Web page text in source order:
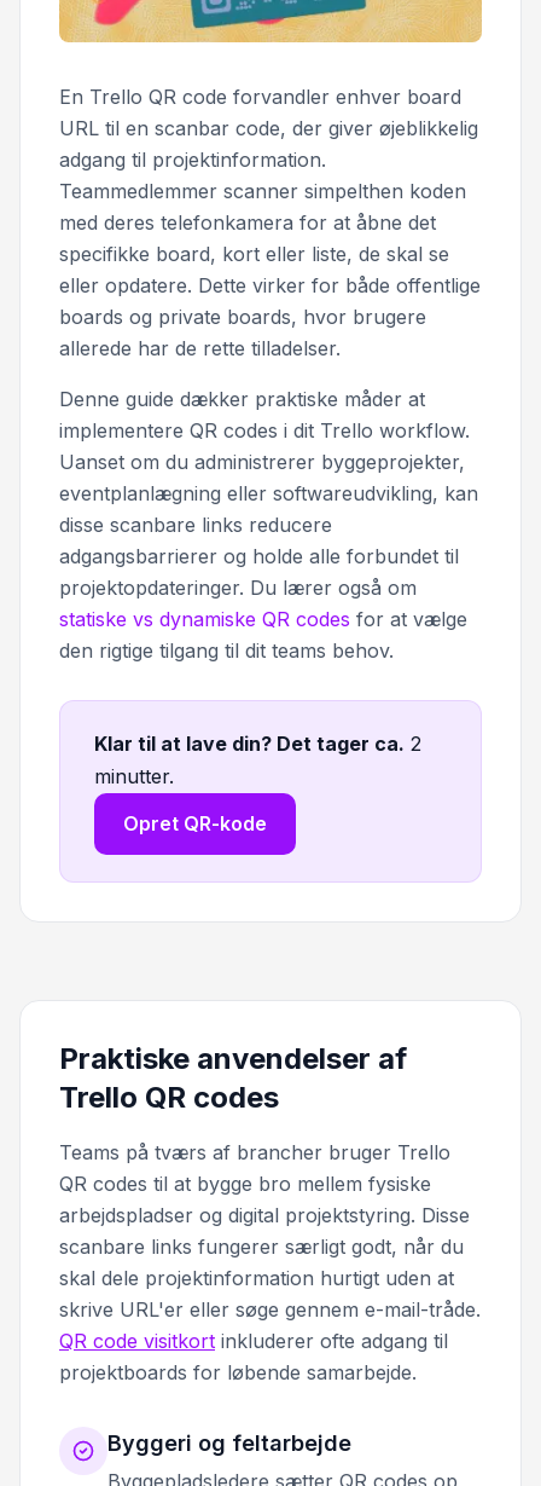
En Trello QR code forvandler enhver board
URL til en scanbar code, der giver øjeblikkelig
adgang til projektinformation.
Teammedlemmer scanner simpelthen koden
med deres telefonkamera for at åbne det
specifikke board, kort eller liste, de skal se
eller opdatere. Dette virker for både offentlige
boards og private boards, hvor brugere
allerede har de rette tilladelser.
Denne guide dækker praktiske måder at
implementere QR codes i dit Trello workflow.
Uanset om du administrerer byggeprojekter,
eventplanlægning eller softwareudvikling, kan
disse scanbare links reducere
adgangsbarrierer og holde alle forbundet til
projektopdateringer. Du lærer også om
statiske vs dynamiske QR codes for at vælge
den rigtige tilgang til dit teams behov.
Klar til at lave din? Det tager ca. 2
minutter.
Opret QR-kode
Praktiske anvendelser af
Trello QR codes
Teams på tværs af brancher bruger Trello
QR codes til at bygge bro mellem fysiske
arbejdspladser og digital projektstyring. Disse
scanbare links fungerer særligt godt, når du
skal dele projektinformation hurtigt uden at
skrive URL'er eller søge gennem e-mail-tråde.
QR code visitkort inkluderer ofte adgang til
projektboards for løbende samarbejde.
Byggeri og feltarbejde